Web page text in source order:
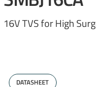
16V TVS for High
DATASHEET